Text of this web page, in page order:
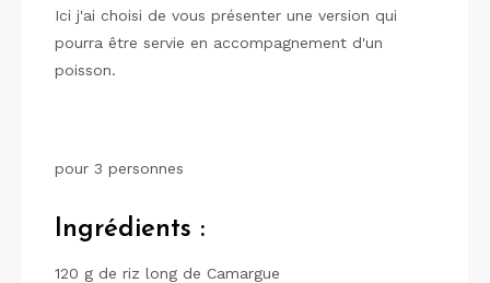
Ici j'ai choisi de vous présenter une version qui
pourra être servie en accompagnement d'un
poisson.
pour 3 personnes
Ingrédients :
120 g de riz long de Camargue